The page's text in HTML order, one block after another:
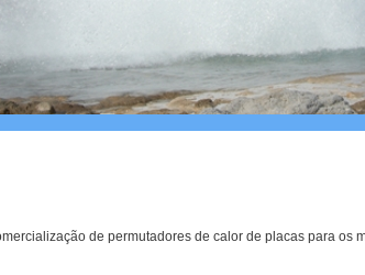
de permutadores de calor de placas para os